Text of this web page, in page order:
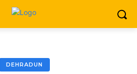
DEHRADUN